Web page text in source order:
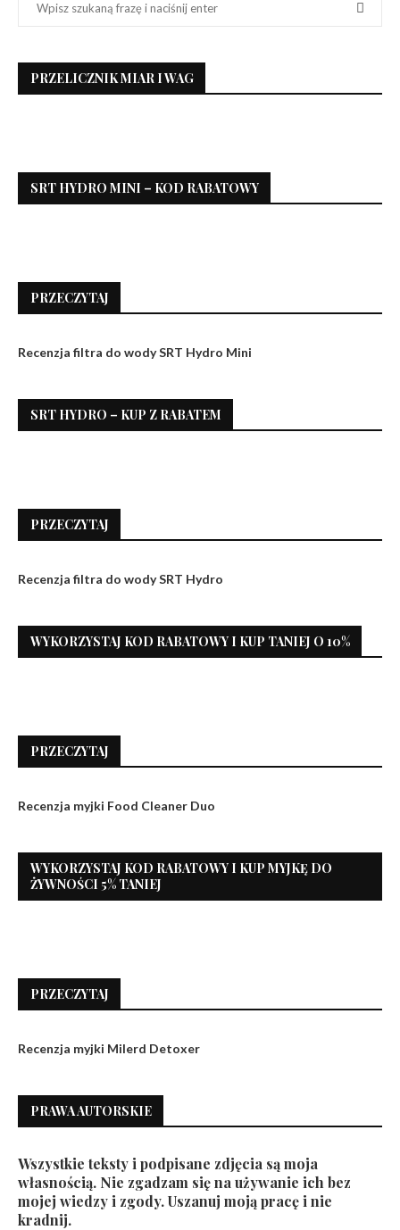
PRZELICZNIK MIAR I WAG
SRT HYDRO MINI – KOD RABATOWY
PRZECZYTAJ
Recenzja filtra do wody SRT Hydro Mini
SRT HYDRO – KUP Z RABATEM
PRZECZYTAJ
Recenzja filtra do wody SRT Hydro
WYKORZYSTAJ KOD RABATOWY I KUP TANIEJ O 10%
PRZECZYTAJ
Recenzja myjki Food Cleaner Duo
WYKORZYSTAJ KOD RABATOWY I KUP MYJKĘ DO
ŻYWNOŚCI 5% TANIEJ
PRZECZYTAJ
Recenzja myjki Milerd Detoxer
PRAWA AUTORSKIE
Wszystkie teksty i podpisane zdjęcia są moja
własnością. Nie zgadzam się na używanie ich bez
mojej wiedzy i zgody. Uszanuj moją pracę i nie
kradnij.